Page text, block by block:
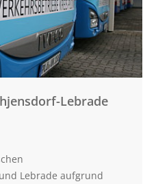
Lebrade
Lebrade aufgrund